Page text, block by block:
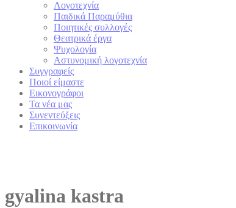
Λογοτεχνία
Παιδικά Παραμύθια
Ποιητικές συλλογές
Θεατρικά έργα
Ψυχολογία
Αστυνομική λογοτεχνία
Συγγραφείς
Ποιοί είμαστε
Εικονογράφοι
Τα νέα μας
Συνεντεύξεις
Επικοινωνία
gyalina kastra